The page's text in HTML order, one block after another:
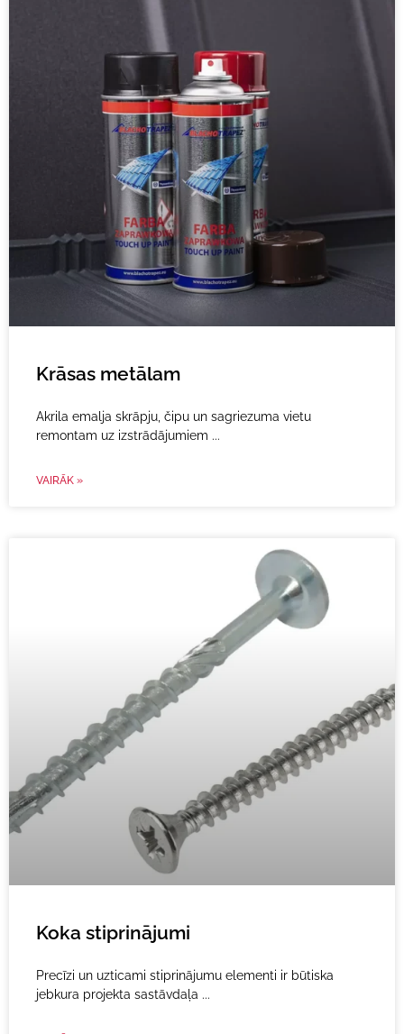
Krāsas metālam
Akrila emalja skrāpju, čipu un sagriezuma vietu
remontam uz izstrādājumiem
VAIRĀK »
Koka stiprinājumi
Precīzi un uzticami stiprinājumu elementi ir būtiska
jebkura projekta sastāvdaļa